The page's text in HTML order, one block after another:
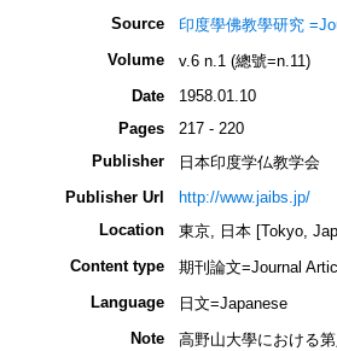
Source
印度學佛教學研究
Volume
v.6 n.1 (總號=n.11)
Date
1958.01.10
Pages
217 - 220
Publisher
日本印度学仏教学会
Publisher Url
http://www.jaibs.jp/
Location
東京, 日本 [Tokyo,
Content type
期刊論文=Journal
Language
日文=Japanese
Note
高野山大學における